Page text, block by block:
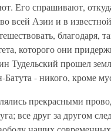
Его спрашивают,
всей Азии и в
благодаря,
которого они
Тудельский прошел
- никого, кроме
прекрасными
все друг за другом